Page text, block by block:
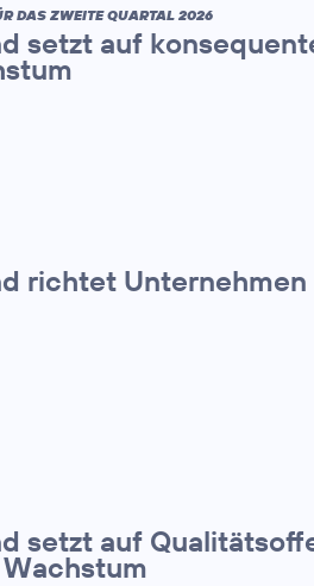
DAS ZWEITE QUARTAL 2026
setzt auf
richtet
setzt auf